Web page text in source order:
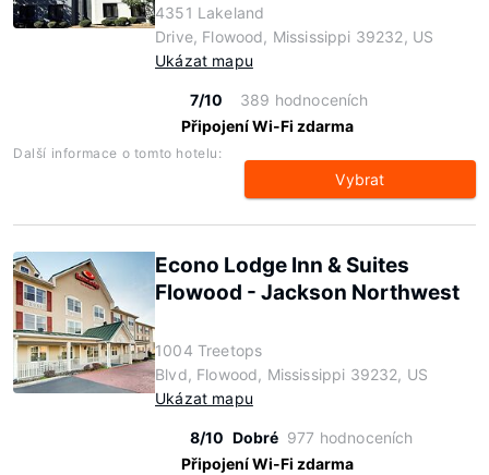
4351 Lakeland
Drive, Flowood, Mississippi 39232, US
Ukázat mapu
7/10
389 hodnoceních
Připojení Wi-Fi zdarma
Další informace o tomto hotelu:
Vybrat
Econo Lodge Inn & Suites
Flowood - Jackson Northwest
1004 Treetops
Blvd, Flowood, Mississippi 39232, US
Ukázat mapu
8/10 Dobré 977 hodnoceních
Připojení Wi-Fi zdarma